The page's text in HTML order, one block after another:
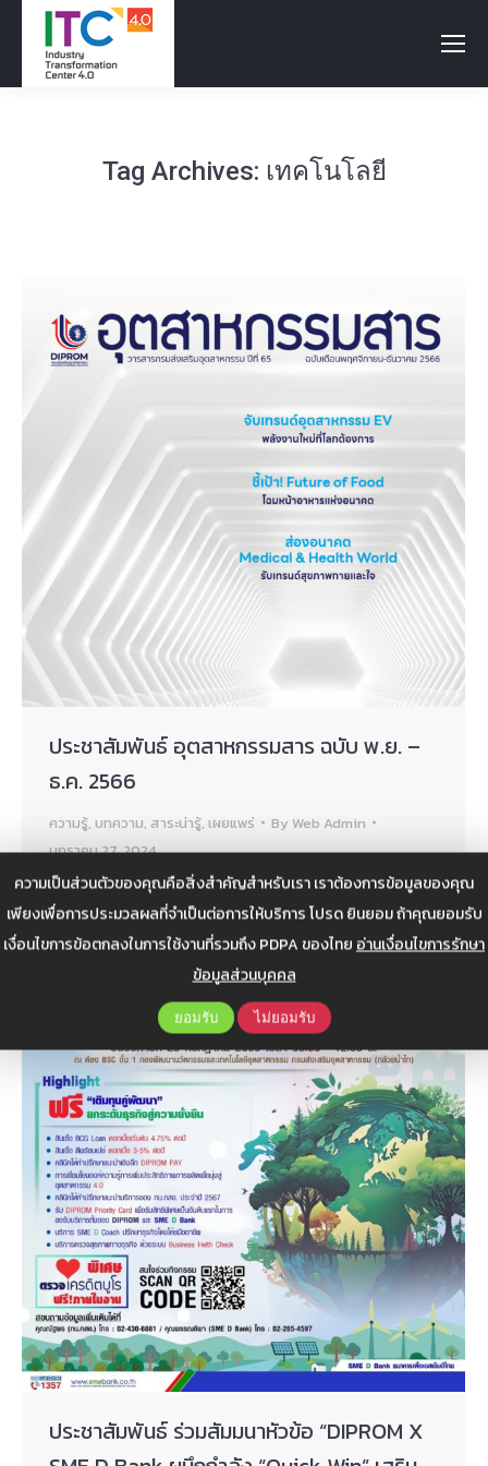
ความเป็นส่วนตัวของคุณคือสิ่งสำคัญสำหรับเรา เราต้องการข้อมูลของคุณ
เพียงเพื่อการประมวลผลที่จำเป็นต่อการให้บริการ โปรด ยินยอม ถ้าคุณยอมรับ
เงื่อนไขการข้อตกลงในการใช้งานที่รวมถึง PDPA ของไทยอ่านเงื่อนไขการรักษา
ข้อมูลส่วนบุคคล
ยอมรับ ไม่ยอมรับ
Tag Archives: เทคโนโลยี
ประชาสัมพันธ์ อุตสาหกรรมสาร ฉบับ พ.ย. –
ธ.ค. 2566
ความรู้, บทความ, สาระน่ารู้, เผยแพร่ By Web Admin
มกราคม 27, 2024
ประชาสัมพันธ์ อุตสาหกรรมสาร ฉบับ พ.ย. – ธ.ค. 2566
ประชาสัมพันธ์ ร่วมสัมมนาหัวข้อ “DIPROM X